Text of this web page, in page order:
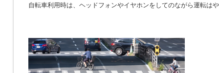
自転車利用時は、ヘッドフォンやイヤホンをしてのながら運転は